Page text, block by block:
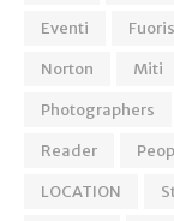
Eventi
Norton
Miti
Photographers
Reader
LOCATION